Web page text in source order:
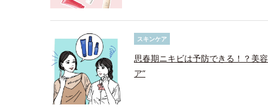
スキンケア
思春期ニキビは予防できる！？美
ア”